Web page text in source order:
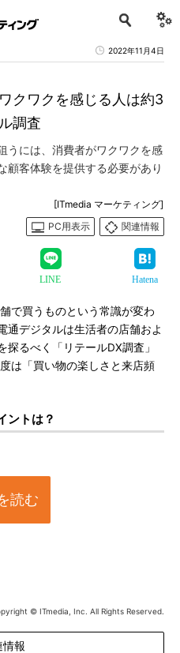
2022年11月4日
クワクを感じる人は約3
調査
うには、消費者がワクワクを感
顧客体験を提供する必要があり
[ITmedia マーケティング]
PC用表示
関連情報
LINE Hatena
で買うものという常識が変わ
通デジタルは生活者の店舗およ
るべく「リテールDX調査」
は「買い物の楽しさと来店頻
ントは？
読む
© ITmedia, Inc. All Rights Reserved.
情報